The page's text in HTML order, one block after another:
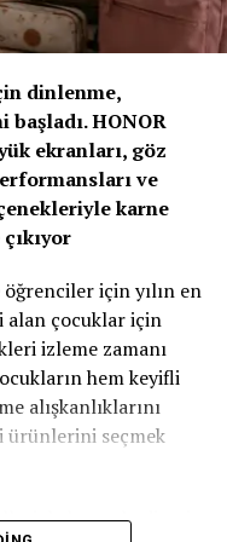
Yolculukta
bir acil duruma
güvenlik amaçlı
Direktörü
Belirleyicileri
müşteri yönetimi
ve büyük verinin
etkisi ele alındı.
ve Sağlık
: “Önümüzdeki
dönüştürebilmek
sunuyor; ancak
hâlâ şeffaflık,
becerisidir.
“Empati
alarak
dinlenme,
HONOR
ekranları, göz
ve
karne
için yılın en
alan çocuklar için
izleme zamanı
hem keyifli
alışkanlıklarını
ürünlerini seçmek
karne hediyesi